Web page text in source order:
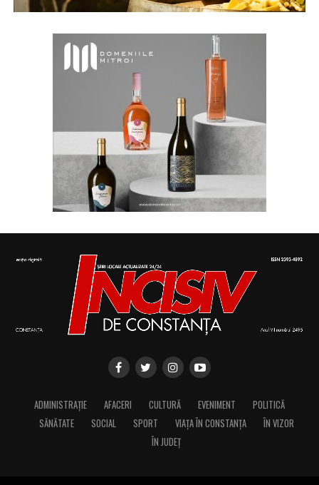
ADMINISTRAȚIE AFACERI CULTURĂ EVENIMENT
POLITICĂ
SĂNĂTATE
SOCIAL SPORT VIAȚA ÎN CONSTANȚA
ÎN VIZOR
ÎN JUDEȚ